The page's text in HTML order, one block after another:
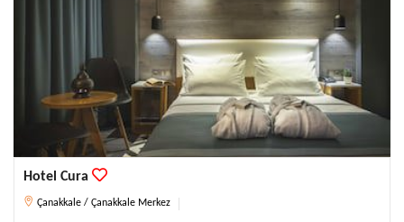
Hotel Cura
Çanakkale / Çanakkale Merkez